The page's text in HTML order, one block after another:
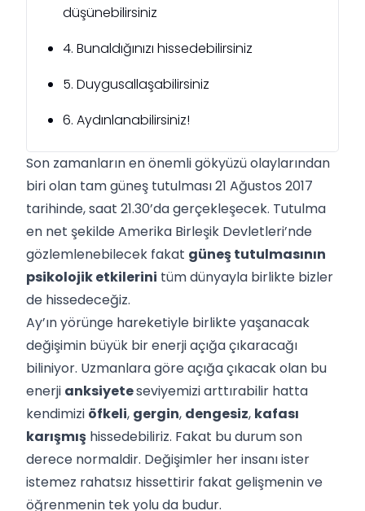
düşünebilirsiniz
4. Bunaldığınızı hissedebilirsiniz
5. Duygusallaşabilirsiniz
6. Aydınlanabilirsiniz!
Son zamanların en önemli gökyüzü olaylarından
biri olan tam güneş tutulması 21 Ağustos 2017
tarihinde, saat 21.30’da gerçekleşecek. Tutulma
en net şekilde Amerika Birleşik Devletleri’nde
gözlemlenebilecek fakat güneş tutulmasının
psikolojik etkilerini tüm dünyayla birlikte bizler
de hissedeceğiz.
Ay’ın yörünge hareketiyle birlikte yaşanacak
değişimin büyük bir enerji açığa çıkaracağı
biliniyor. Uzmanlara göre açığa çıkacak olan bu
enerji anksiyeteseviyemizi arttırabilir hatta
kendimizi öfkeli, gergin, dengesiz, kafası
karışmış hissedebiliriz. Fakat bu durum son
derece normaldir. Değişimler her insanı ister
istemez rahatsız hissettirir fakat gelişmenin ve
öğrenmenin tek yolu da budur.